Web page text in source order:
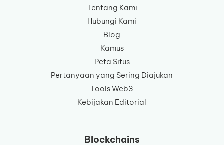
Tentang Kami
Hubungi Kami
Blog
Kamus
Peta Situs
Pertanyaan yang Sering Diajukan
Tools Web3
Kebijakan Editorial
Blockchains